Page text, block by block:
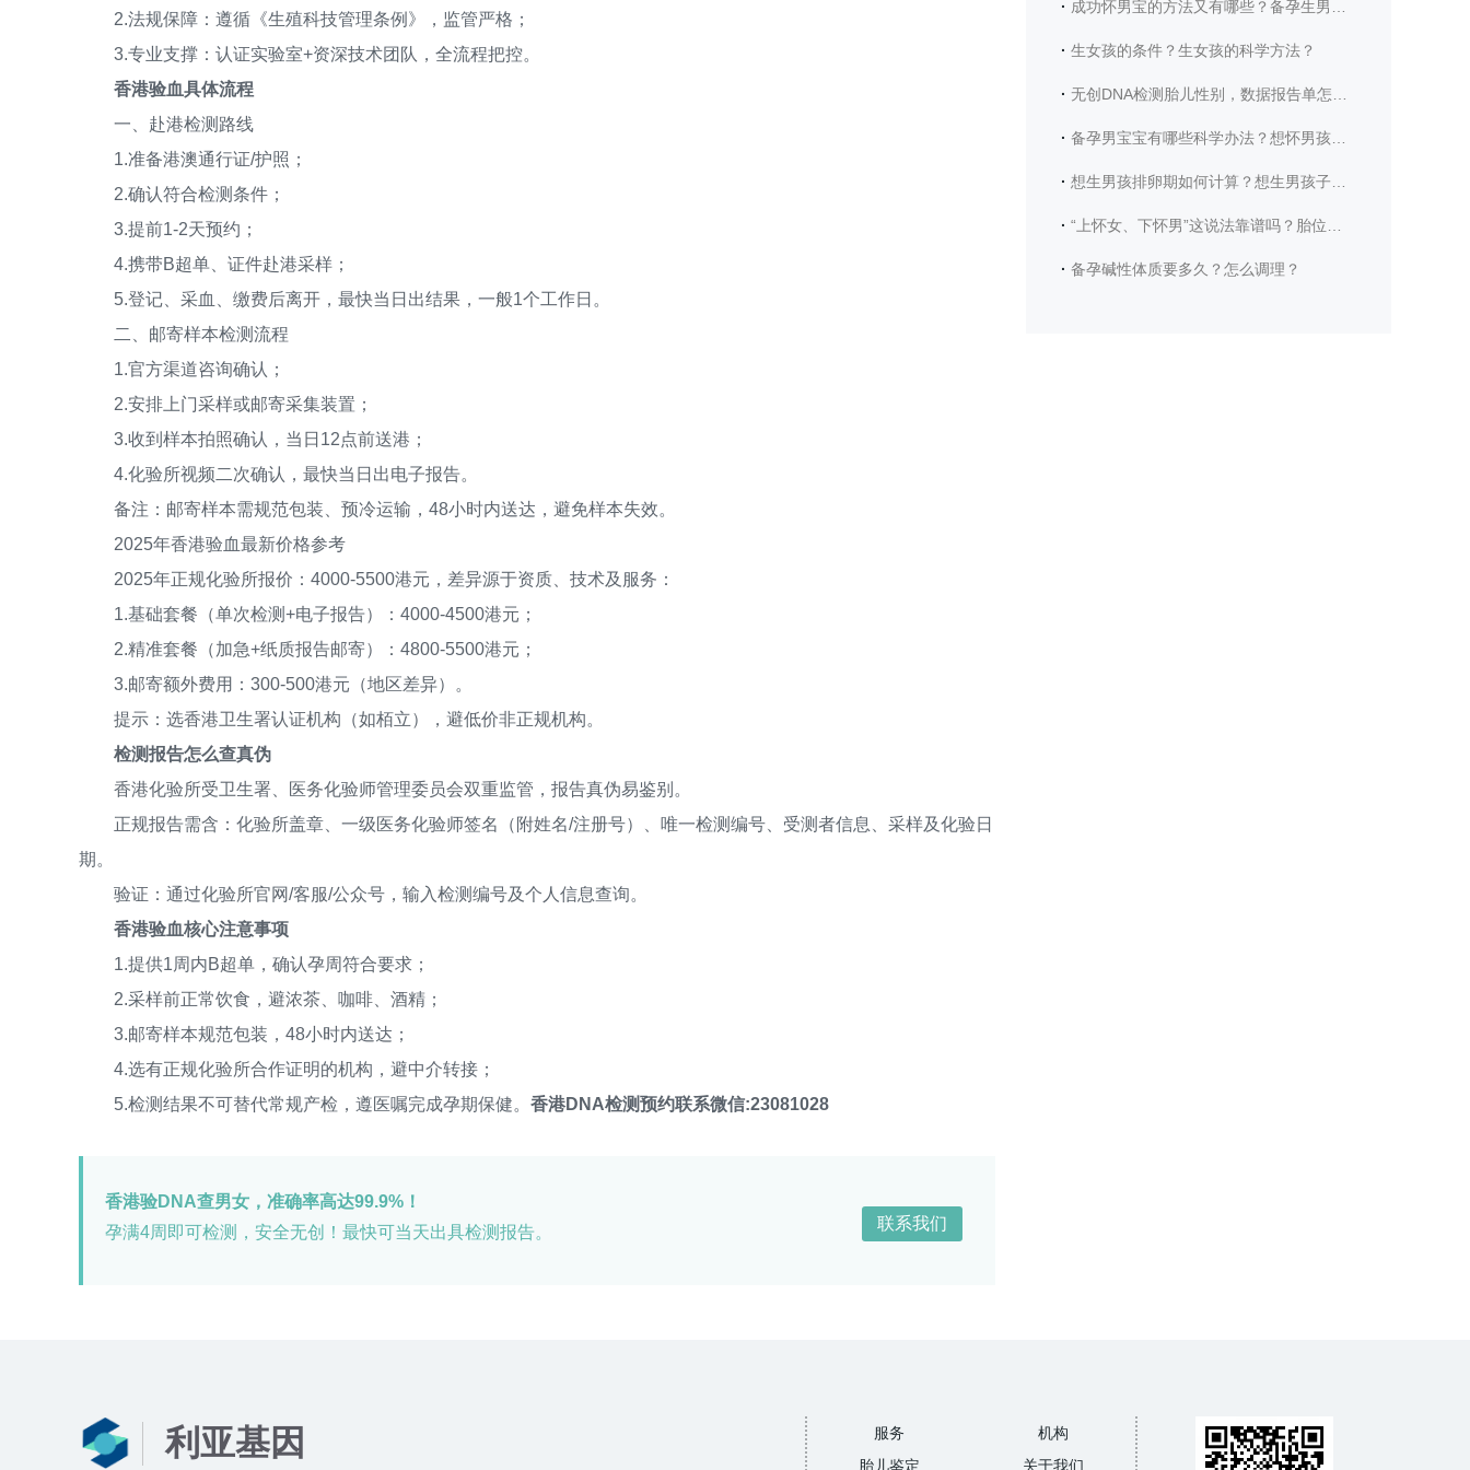
2.法规保障：遵循《生殖科技管理条例》，监管严格；
3.专业支撑：认证实验室+资深技术团队，全流程把控。
香港验血具体流程
一、赴港检测路线
1.准备港澳通行证/护照；
2.确认符合检测条件；
3.提前1-2天预约；
4.携带B超单、证件赴港采样；
5.登记、采血、缴费后离开，最快当日出结果，一般1个工作日。
二、邮寄样本检测流程
1.官方渠道咨询确认；
2.安排上门采样或邮寄采集装置；
3.收到样本拍照确认，当日12点前送港；
4.化验所视频二次确认，最快当日出电子报告。
备注：邮寄样本需规范包装、预冷运输，48小时内送达，避免样本失效。
2025年香港验血最新价格参考
2025年正规化验所报价：4000-5500港元，差异源于资质、技术及服务：
1.基础套餐（单次检测+电子报告）：4000-4500港元；
2.精准套餐（加急+纸质报告邮寄）：4800-5500港元；
3.邮寄额外费用：300-500港元（地区差异）。
提示：选香港卫生署认证机构（如栢立），避低价非正规机构。
检测报告怎么查真伪
香港化验所受卫生署、医务化验师管理委员会双重监管，报告真伪易鉴别。
正规报告需含：化验所盖章、一级医务化验师签名（附姓名/注册号）、唯一检测编号、受测者信息、采样及化验日
期。
验证：通过化验所官网/客服/公众号，输入检测编号及个人信息查询。
香港验血核心注意事项
1.提供1周内B超单，确认孕周符合要求；
2.采样前正常饮食，避浓茶、咖啡、酒精；
3.邮寄样本规范包装，48小时内送达；
4.选有正规化验所合作证明的机构，避中介转接；
5.检测结果不可替代常规产检，遵医嘱完成孕期保健。 香港DNA检测预约联系微信:23081028
香港验DNA查男女，准确率高达99.9%！
孕满4周即可检测，安全无创！最快可当天出具检测报告。
联系我们
· 成功怀男宝的方法又有哪些？备孕生男宝宝时爸爸有哪些注意事项？
· 生女孩的条件？生女孩的科学方法？
· 无创DNA检测胎儿性别，数据报告单怎么看？
· 备孕男宝宝有哪些科学办法？想怀男孩需要具备哪些身体条件？
· 想生男孩排卵期如何计算？想生男孩子需要注意哪些饮食？
· “上怀女、下怀男”这说法靠谱吗？胎位真能看出宝宝性别？
· 备孕碱性体质要多久？怎么调理？
利亚基因
服务
胎儿鉴定
机构
关于我们